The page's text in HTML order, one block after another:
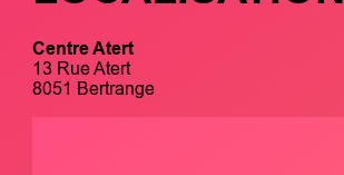
Centre Atert
13 Rue Atert
8051 Bertrange